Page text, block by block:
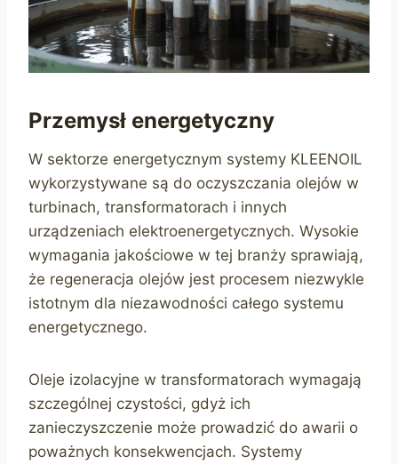
Przemysł energetyczny
W sektorze energetycznym systemy KLEENOIL
wykorzystywane są do oczyszczania olejów w
turbinach, transformatorach i innych
urządzeniach elektroenergetycznych. Wysokie
wymagania jakościowe w tej branży sprawiają,
że regeneracja olejów jest procesem niezwykle
istotnym dla niezawodności całego systemu
energetycznego.
Oleje izolacyjne w transformatorach wymagają
szczególnej czystości, gdyż ich
zanieczyszczenie może prowadzić do awarii o
poważnych konsekwencjach. Systemy